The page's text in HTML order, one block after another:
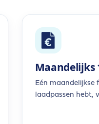
Maandelijks
Eén maandelijkse
laadpassen hebt,